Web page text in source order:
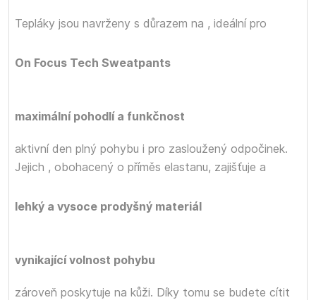
Tepláky
On Focus Tech Sweatpants
jsou navrženy s důrazem na
maximální pohodlí a funkčnost
, ideální pro
aktivní den plný pohybu i pro zasloužený odpočinek.
Jejich
lehký a vysoce prodyšný materiál
, obohacený o příměs elastanu, zajišťuje
vynikající volnost pohybu
a
zároveň poskytuje na kůži. Díky tomu se budete cítit